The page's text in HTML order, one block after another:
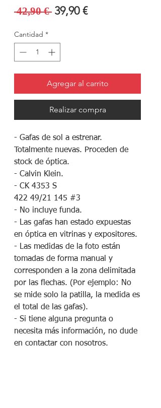
42,90 € Precio
39,90 €Precio
Cantidad *
Agregar al carrito
Realizar compra
- Gafas de sol a estrenar.
Totalmente nuevas. Proceden de
stock de óptica.
- Calvin Klein.
- CK 4353 S
422 49/21 145 #3
- No incluye funda.
- Las gafas han estado expuestas
en óptica en vitrinas y expositores.
- Las medidas de la foto están
tomadas de forma manual y
corresponden a la zona delimitada
por las flechas. (Por ejemplo: No
se mide solo la patilla, la medida es
el total de las gafas).
- Si tiene alguna pregunta o
necesita más información, no dude
en contactar con nosotros.